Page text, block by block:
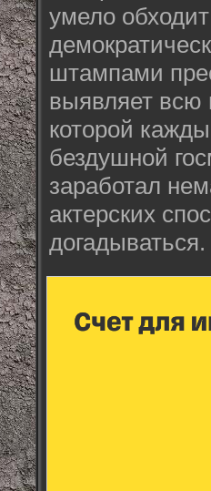
умело
штампами
выявляет всю
которой
бездушной
заработал
актерских
догадываться.